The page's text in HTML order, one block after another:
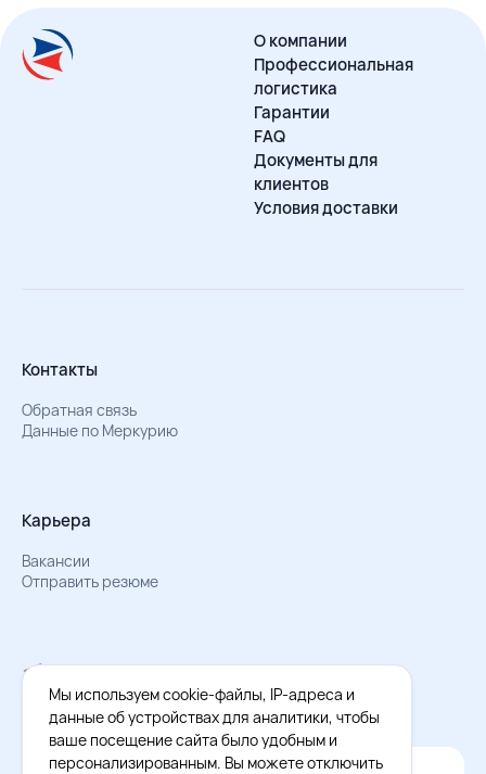
О компании
Профессиональная
логистика
Гарантии
FAQ
Документы для
клиентов
Условия доставки
Контакты
Обратная связь
Данные по Меркурию
Карьера
Вакансии
Отправить резюме
Мы в Телеграм
Документы об обработке персональных данных
Охрана труда – результаты СОУТ
Мы используем cookie-файлы, IP-адреса и
данные об устройствах для аналитики, чтобы
ваше посещение сайта было удобным и
персонализированным. Вы можете отключить